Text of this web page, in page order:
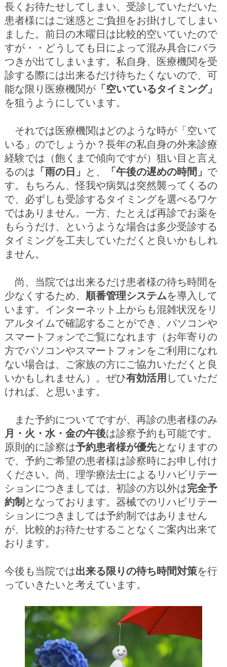
長くお待たせしてしまい、受診していただいた
患者様にはご迷惑とご負担をお掛けしてしまい
ました。前日の木曜日は比較的空いていたので
すが・・どうしても日によって混み具合にバラ
つきが出てしまいます。私自身、医療機関を受
診する際には出来るだけ待ちたくないので、可
能な限り医療機関が「空いているタイミング」
を狙うようにしています。
それでは医療機関はどのような時が「空いて
いる」のでしょうか？長年の私自身の外来診療
経験では（飽くまで傾向ですが）狙い目と言え
るのは 「雨の日」 と、 「午後の遅めの時間」 で
す。もちろん、怪我や病気は突然襲ってくるの
で、必ずしも受診するタイミングを選べるワケ
ではありません。一方、たとえば再診でお薬を
もらうだけ、というような場合は多少受診する
タイミングを工夫していただくと良いかもしれ
ません。
尚、当院では出来るだけ患者様の待ち時間を
少なくするため、 順番管理システムを導入して
います。インターネット上からも混雑状況をリ
アルタイムで確認することができ、パソコンや
スマートフォンでご覧になれます（お年寄りの
方でパソコンやスマートフォンをご利用になれ
ない場合は、ご家族の方にご協力いただくと良
いかもしれません）。ぜひ有効活用 していただ
ければ、と思います。
また予約についてですが、再診の患者様のみ
月・火・水・金の午後は診察予約も可能です。
原則的に診察は予約患者様が優先となりますの
で、予約ご希望の患者様は診察時にお申し付け
ください。尚、理学療法士によるリハビリテー
ションにつきましては、初診の方以外は完全予
約制 となっております。器械でのリハビリテー
ションにつきましては予約制ではありません
が、比較的お待たせすることなくご案内出来て
おります。
今後も当院では出来る限りの待ち時間対策を行
っていきたいと考えています。